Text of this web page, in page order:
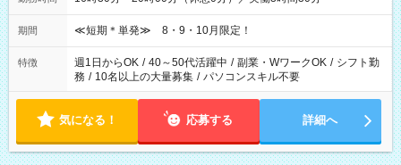
期間 ≪短期＊単発≫ 8・9・10月限定！
特徴 週1日からOK / 40～50代活躍中 / 副業・WワークOK / シフト勤
務 / 10名以上の大量募集 / パソコンスキル不要
気になる！ 応募する 詳細へ